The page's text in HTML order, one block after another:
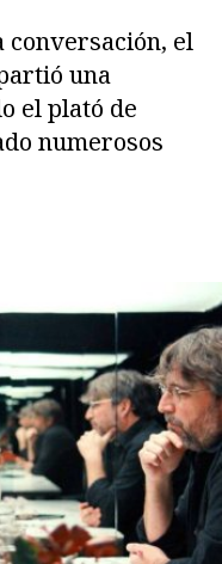
conversación, el
una
el plató de
numerosos